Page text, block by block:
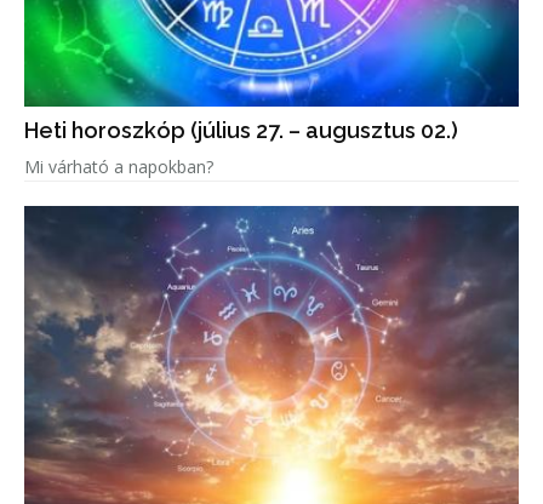
Heti horoszkóp (július 27. – augusztus 02.)
Mi várható a napokban?